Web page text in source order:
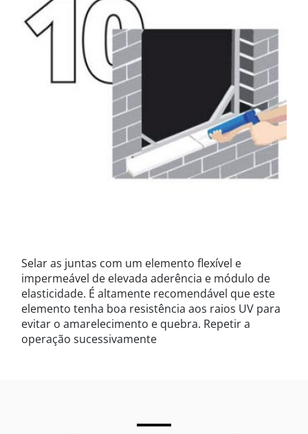
Selar as juntas com um elemento flexível e
impermeável de elevada aderência e módulo de
elasticidade. É altamente recomendável que este
elemento tenha boa resistência aos raios UV para
evitar o amarelecimento e quebra. Repetir a
operação sucessivamente